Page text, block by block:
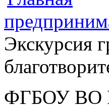
Экскурсия
ФГБОУ ВО